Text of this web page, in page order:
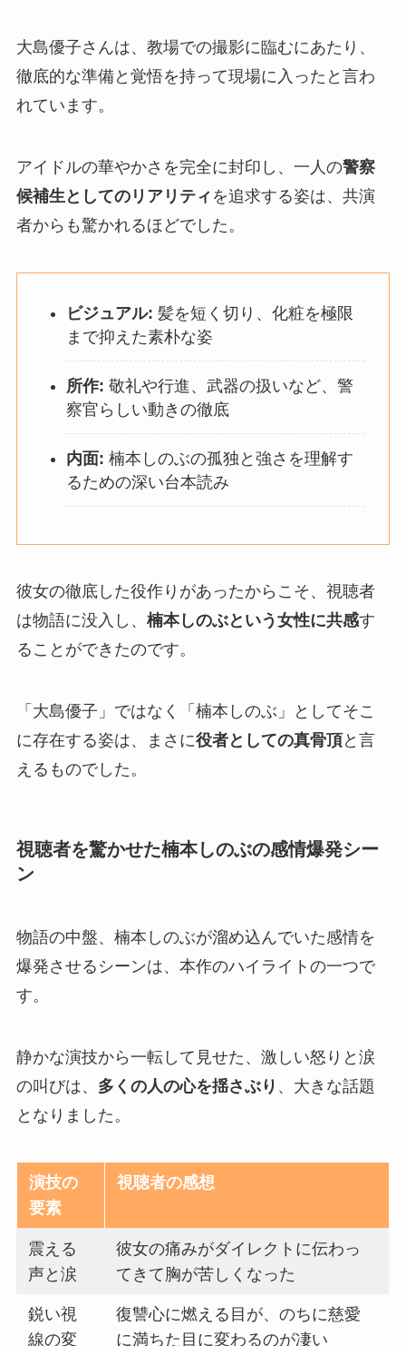
大島優子さんは、教場での撮影に臨むにあたり、
徹底的な準備と覚悟を持って現場に入ったと言わ
れています。
アイドルの華やかさを完全に封印し、一人の警察
候補生としてのリアリティ を追求する姿は、共演
者からも驚かれるほどでした。
ビジュアル: 髪を短く切り、化粧を極限
まで抑えた素朴な姿
所作: 敬礼や行進、武器の扱いなど、警
察官らしい動きの徹底
内面: 楠本しのぶの孤独と強さを理解す
るための深い台本読み
彼女の徹底した役作りがあったからこそ、視聴者
は物語に没入し、 楠本しのぶという女性に共感す
ることができたのです。
「大島優子」ではなく「楠本しのぶ」としてそこ
に存在する姿は、まさに役者としての真骨頂と言
えるものでした。
視聴者を驚かせた楠本しのぶの感情爆発シー
ン
物語の中盤、楠本しのぶが溜め込んでいた感情を
爆発させるシーンは、本作のハイライトの一つで
す。
静かな演技から一転して見せた、激しい怒りと涙
の叫びは、 多くの人の心を揺さぶり 、大きな話題
となりました。
演技の
要素
視聴者の感想
震える
声と涙
彼女の痛みがダイレクトに伝わっ
てきて胸が苦しくなった
鋭い視
線の変
復讐心に燃える目が、のちに慈愛
に満ちた目に変わるのが凄い